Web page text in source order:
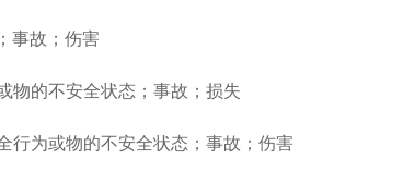
事故；伤害
物的不安全状态；事故；损失
行为或物的不安全状态；事故；伤害